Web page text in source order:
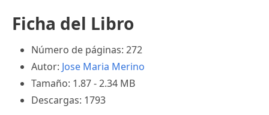
Ficha del Libro
Número de páginas: 272
Autor: Jose Maria Merino
Tamaño: 1.87 - 2.34 MB
Descargas: 1793